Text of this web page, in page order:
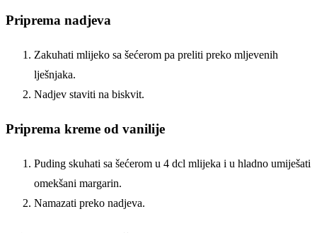
Priprema nadjeva
Zakuhati mlijeko sa šećerom pa preliti preko mljevenih
lješnjaka.
Nadjev staviti na biskvit.
Priprema kreme od vanilije
Puding skuhati sa šećerom u 4 dcl mlijeka i u hladno umiješati
omekšani margarin.
Namazati preko nadjeva.